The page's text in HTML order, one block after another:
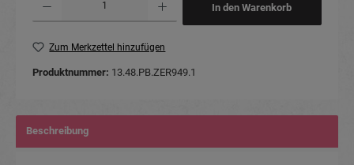
In den Warenkorb
Zum Merkzettel hinzufügen
Produktnummer: 13.48.PB.ZER949.1
Beschreibung